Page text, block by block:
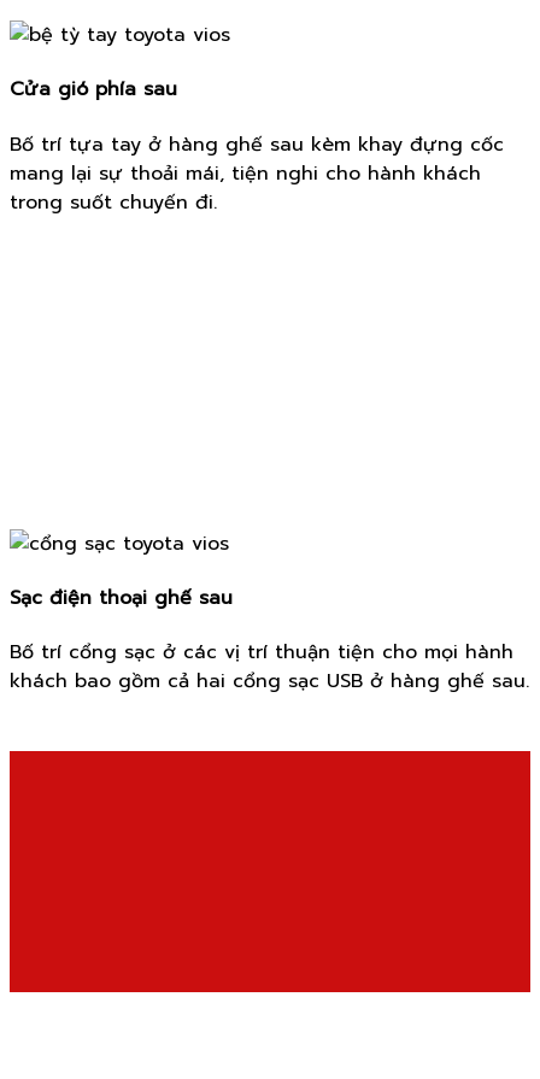
Cửa gió phía sau
Bố trí tựa tay ở hàng ghế sau kèm khay đựng cốc
mang lại sự thoải mái, tiện nghi cho hành khách
trong suốt chuyến đi.
Sạc điện thoại ghế sau
Bố trí cổng sạc ở các vị trí thuận tiện cho mọi hành
khách bao gồm cả hai cổng sạc USB ở hàng ghế sau.